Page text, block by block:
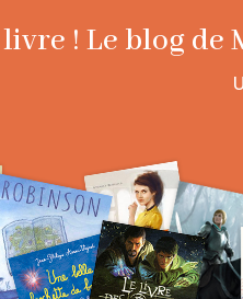
! Le blog de